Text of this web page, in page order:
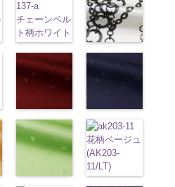
CHARALIST、
d.、
DOLCELABY、
JEANNE、
LUNAMARY、
LUNAMARY
ラージサイ
Macolina、
NUDE、
pinkywolman
KKP3601-24-
C ブラック×
ホワイト
テル100％
DOLCELABY、
FairyRose
wp-
2013/08/kkp1092-
(KKP1092-
93-C/UN)
http://www.anys.co.jp/wp-
93-c.jpg
KKP1092-93-
ベージュ
幾何学ドット
テル100％
DOLCELABY
http://
content/uploads/
93-d.jpg
KKP1092-93-
D
何学ドット柄
ポリエステル
DOLCELABY
6000
wp-
2013/08/kkp1092-
チェーンベル
ト柄ホワイト
(KKP1092-
137-A/UN)
http://www.anys.co.jp/wp-
content/uploads/2013/08/kkp1092-
KKP1092-
137-A ホワイ
ト チェーン
ベルト柄 ポ
リエステル
100％
ワイト
(KKP2090-
145-A/UN)
145-a.jpg
KKP2090-
145-A ホワイ
ト チェーン
wp-
2013/05/ak203-
(AK203-
51/LT)
http://www.anys.co.jp/wp-
content/uploads/2013/05/ak203-
(AK203-
50/LT)
http://
content/uploads/
花柄ベージュ
(AK203-
11/LT)
http://